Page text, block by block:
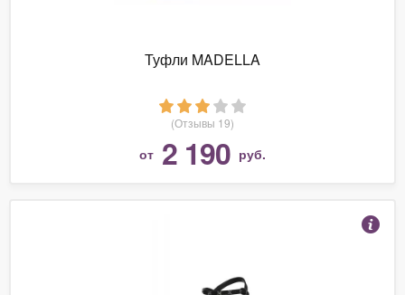
Туфли MADELLA
(Отзывы 19)
от 2 190 руб.